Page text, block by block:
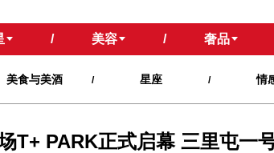
/ 美容 / 奢品
美食与美酒 / 星座 / 情
T+ PARK正式启幕 三里屯一